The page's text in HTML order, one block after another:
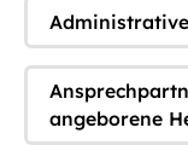
angeborene